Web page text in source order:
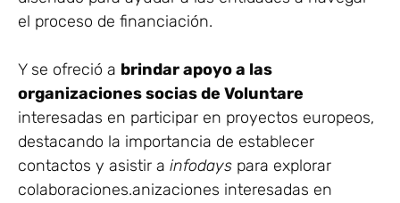
el proceso de financiación.
Y se ofreció a brindar apoyo a las
organizaciones socias de Voluntare
interesadas en participar en proyectos europeos,
destacando la importancia de establecer
contactos y asistir a infodays para explorar
colaboraciones.anizaciones interesadas en